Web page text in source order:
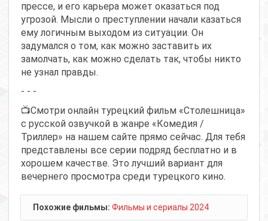
прессе, и его карьера может оказаться под
угрозой. Мысли о преступлении начали казаться
ему логичным выходом из ситуации. Он
задумался о том, как можно заставить их
замолчать, как можно сделать так, чтобы никто
не узнал правды.
- - -
📺Смотри онлайн турецкий фильм «Столешница»
с русской озвучкой в жанре «Комедия /
Триллер» на нашем сайте прямо сейчас. Для тебя
представлены все серии подряд бесплатно и в
хорошем качестве. Это лучший вариант для
вечернего просмотра среди турецкого кино.
Похожие фильмы: Фильмы и сериалы 2024